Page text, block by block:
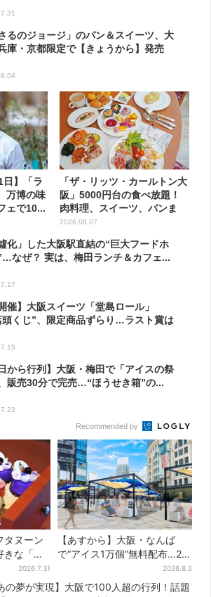
さるのジョージ」のパン＆スイーツ、大
庫・京都限定で【きょうから】発売
日】「ラ
万博の味
ェで10...
「ザ・リッツ・カールトン大
阪」5000円台の食べ放題！
肉料理、スイーツ、パンま
で...
2026.08.07
墟化」した大阪駅直結の“巨大フードホ
なぜ？ 実は、梅田ランチ＆カフェ...
催】大阪スイーツ「堂島ロール」
頭くじ”、限定商品ずらり…ラスト賞は
日から行列】大阪・梅田で「アイスの祭
販売30分で完売…“ほうせき箱”の...
Recommended by
タヌーン
きな「リ
ク！「ム
ンスへ
2026.7.31
【あすから】大阪・なんば
で“アイス1万個”無料配布…2日
間限定で、ロッテの人気商品
もらえる
2026.8.2
の夢が実現】大阪で100人超の行列！話題